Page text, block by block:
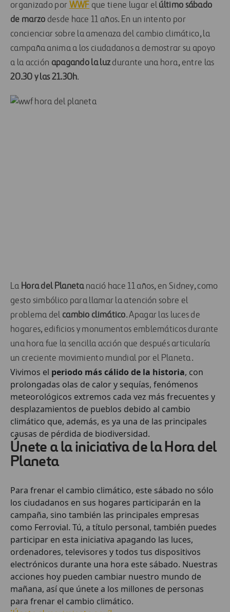
organizado por WWF que tiene lugar elúltimo sábado
de marzo desde hace 11 años. En un intento por
concienciar sobre la amenaza del cambio climático, la
campaña anima a los ciudadanos a demostrar su apoyo
a la acción apagando la luz durante una hora, entre las
20.30 y las 21.30h.
La Hora del Planetanació hace 11 años, en Sidney, como
gesto simbólico para llamar la atención sobre el
problema del cambio climático. Apagar las luces de
hogares, edificios y monumentos emblemáticos durante
una hora fue la sencilla acción que después articularía
un creciente movimiento mundial por el Planeta.
Vivimos el periodo más cálido de la historia, con
prolongadas olas de calor y sequías, fenómenos
meteorológicos extremos cada vez más frecuentes y
desplazamientos de pueblos debido al cambio
climático que, además, es ya una de las principales
causas de pérdida de biodiversidad.
​​Únete a la iniciativa de la Hora del
Planeta
Para frenar el cambio climático, este sábado no sólo
los ciudadanos en sus hogares participarán en la
campaña, sino también las principales empresas
como Ferrovial.​ Tú, a título personal, también puedes
participar en esta iniciativa apagando las luces,
ordenadores, televisores y todos tus dispositivos
electrónicos durante una hora este sábado. Nuestras
acciones hoy pueden cambiar nuestro mundo de
mañana, así que únete a los millones de personas
para frenar el cambio climático.